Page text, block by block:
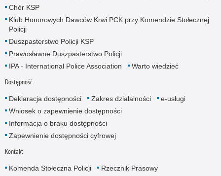
Chór KSP
Klub Honorowych Dawców Krwi PCK przy Komendzie Stołecznej
Policji
Duszpasterstwo Policji KSP
Prawosławne Duszpasterstwo Policji
IPA - International Police Association
Warto wiedzieć
Dostępność
Deklaracja dostępności Zakres działalności
e-usługi
Wniosek o zapewnienie dostępności
Informacja o braku dostępności
Zapewnienie dostępności cyfrowej
Kontakt
Komenda Stołeczna Policji
Rzecznik Prasowy